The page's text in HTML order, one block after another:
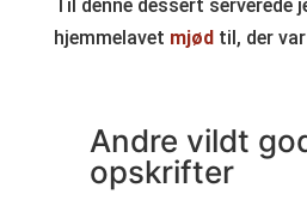
Til denne dessert serverede
hjemmelavet mjødtil, der
Andre vildt
opskrifter